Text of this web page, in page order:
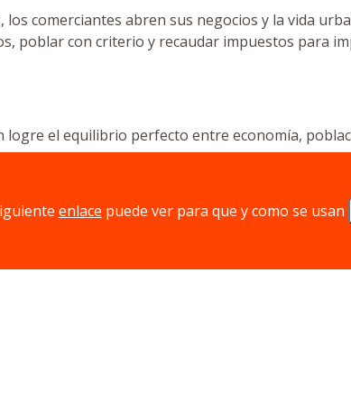
comerciantes abren sus negocios y la vida
poblar con criterio y recaudar impuestos para
el equilibrio perfecto entre economía,
urbanizando y construyendo tu ciudad.
enlace puede ver para que y como se usan